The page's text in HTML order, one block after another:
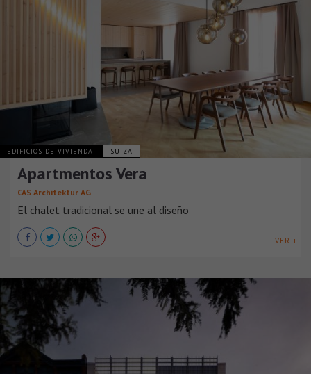
EDIFICIOS DE VIVIENDA SUIZA
Apartmentos Vera
CAS Architektur AG
El chalet tradicional se une al diseño
VER +